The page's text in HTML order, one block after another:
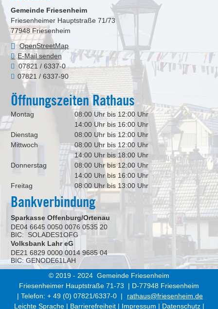
Gemeinde Friesenheim
Friesenheimer Hauptstraße 71/73
77948 Friesenheim
OpenStreetMap
E-Mail senden
07821 / 6337-0
07821 / 6337-90
Öffnungszeiten Rathaus
Montag
08:00 Uhr bis 12:00 Uhr
14:00 Uhr bis 16:00 Uhr
Dienstag
08:00 Uhr bis 12:00 Uhr
Mittwoch
08:00 Uhr bis 12:00 Uhr
14:00 Uhr bis 18:00 Uhr
Donnerstag
08:00 Uhr bis 12:00 Uhr
14:00 Uhr bis 16:00 Uhr
Freitag
08:00 Uhr bis 13:00 Uhr
Bankverbindung
Sparkasse Offenburg/Ortenau
DE04 6645 0050 0076 0535 20
BIC: SOLADES1OFG
Volksbank Lahr eG
DE21 6829 0000 0014 9685 04
BIC: GENODE61LAH
© 2019 - 2024 Gemeinde Friesenheim
Friesenheimer Hauptstraße 71-73 | D-77948 Friesenheim
| Telefon: + 49 (0) 07821/6337-0 |
rathaus@friesenheim.de
Leichte Sprache| Barrierefreiheit| Impressum | Datenschutz|